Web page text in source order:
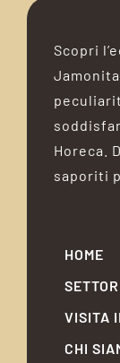
Scopri
Horeca.
saporiti
HOME
VISITA
CHI